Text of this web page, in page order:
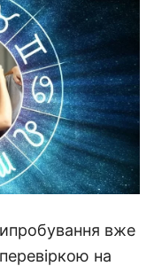
вже
на